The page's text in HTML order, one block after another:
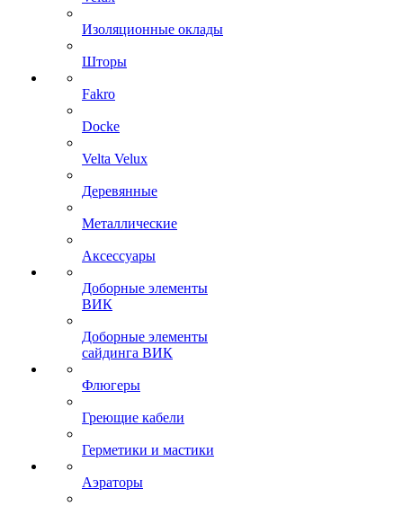
Изоляционные оклады
Шторы
Fakro
Docke
Velta Velux
Деревянные
Металлические
Аксессуары
Доборные элементы
ВИК
Доборные элементы
сайдинга ВИК
Флюгеры
Греющие кабели
Герметики и мастики
Аэраторы